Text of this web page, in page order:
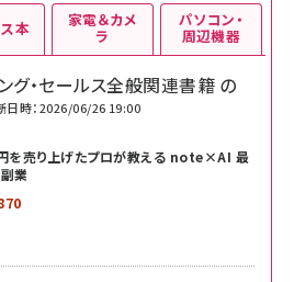
グ・セールス全般関連書籍 の
日時：2026/06/26 19:00
を売り上げたプロが教える note×AI 最
業
本 家電＆カメ
ラ
パソコン・
周辺機器